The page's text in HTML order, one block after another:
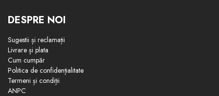
DESPRE NOI
Sugestii și reclamații
Livrare și plata
Cum cumpăr
Politica de confidențialitate
Termeni și condiții
ANPC